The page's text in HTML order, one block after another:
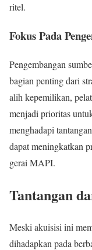
ritel.
Fokus Pada
Pengembangan
bagian penting dari
alih kepemilikan,
menjadi prioritas
menghadapi
dapat meningkatkan
gerai MAPI.
Tantangan
Meski akuisisi ini
dihadapkan pada